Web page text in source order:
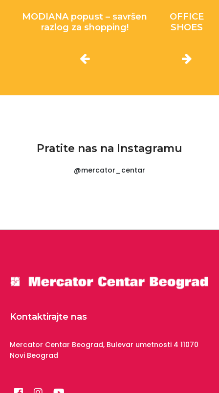
MODIANA popust – savršen
razlog za shopping!
OFFICE
SHOES
Pratite nas na Instagramu
@mercator_centar
Kontaktirajte nas
Mercator Centar Beograd, Bulevar umetnosti 4 11070
Novi Beograd